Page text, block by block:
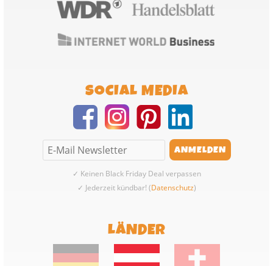
SOCIAL MEDIA
✓ Keinen Black Friday Deal verpassen
✓ Jederzeit kündbar! (Datenschutz)
LÄNDER